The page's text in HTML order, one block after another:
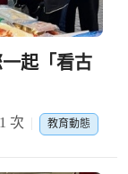
起「看古
次 教育動態